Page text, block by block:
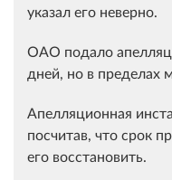
указал его неверно.
ОАО подало
дней, но в пределах
Апелляционная
посчитав, что срок
его восстановить.